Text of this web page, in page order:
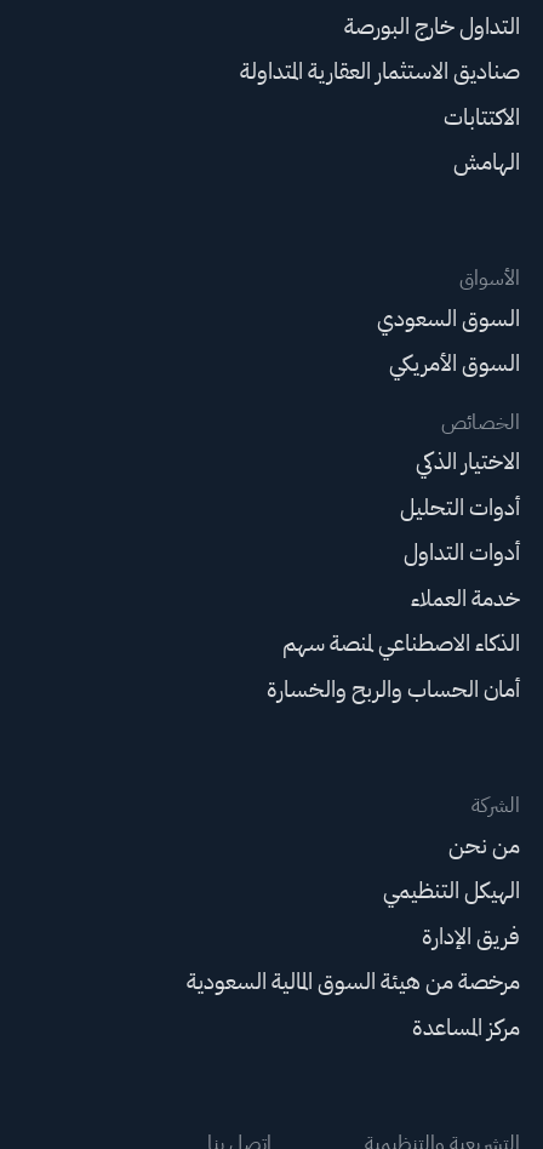
التداول خارج البورصة
صناديق الاستثمار العقارية المتداولة
الاكتتابات
الهامش
الأسواق
السوق السعودي
السوق الأمريكي
الخصائص
الاختيار الذكي
أدوات التحليل
أدوات التداول
خدمة العملاء
الذكاء الاصطناعي لمنصة سهم
أمان الحساب والربح والخسارة
الشركة
من نحن
الهيكل التنظيمي
فريق الإدارة
مرخصة من هيئة السوق المالية السعودية
مركز المساعدة